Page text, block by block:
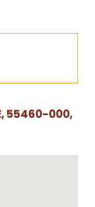
55460-000,